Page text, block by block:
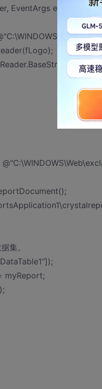
EventArgs e)
集。
myReport;